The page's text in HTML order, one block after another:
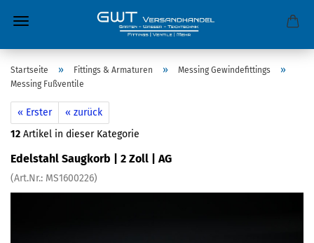
Startseite » Fittings & Armaturen » Messing Gewindefittings »
Messing Fußventile
« Erster
« zurück
12 Artikel in dieser Kategorie
Edelstahl Saugkorb | 2 Zoll | AG
(Art.Nr.: MS1600226)